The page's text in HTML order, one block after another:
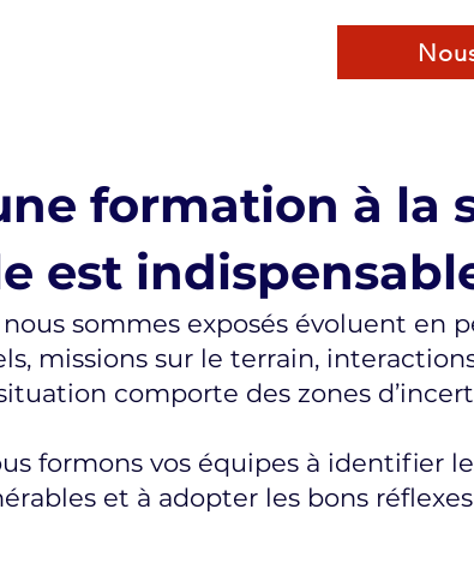
formation à la
est
nous sommes exposés évoluent en
missions sur le terrain,
comporte des zones
formons vos équipes à identifier
et à adopter les bons